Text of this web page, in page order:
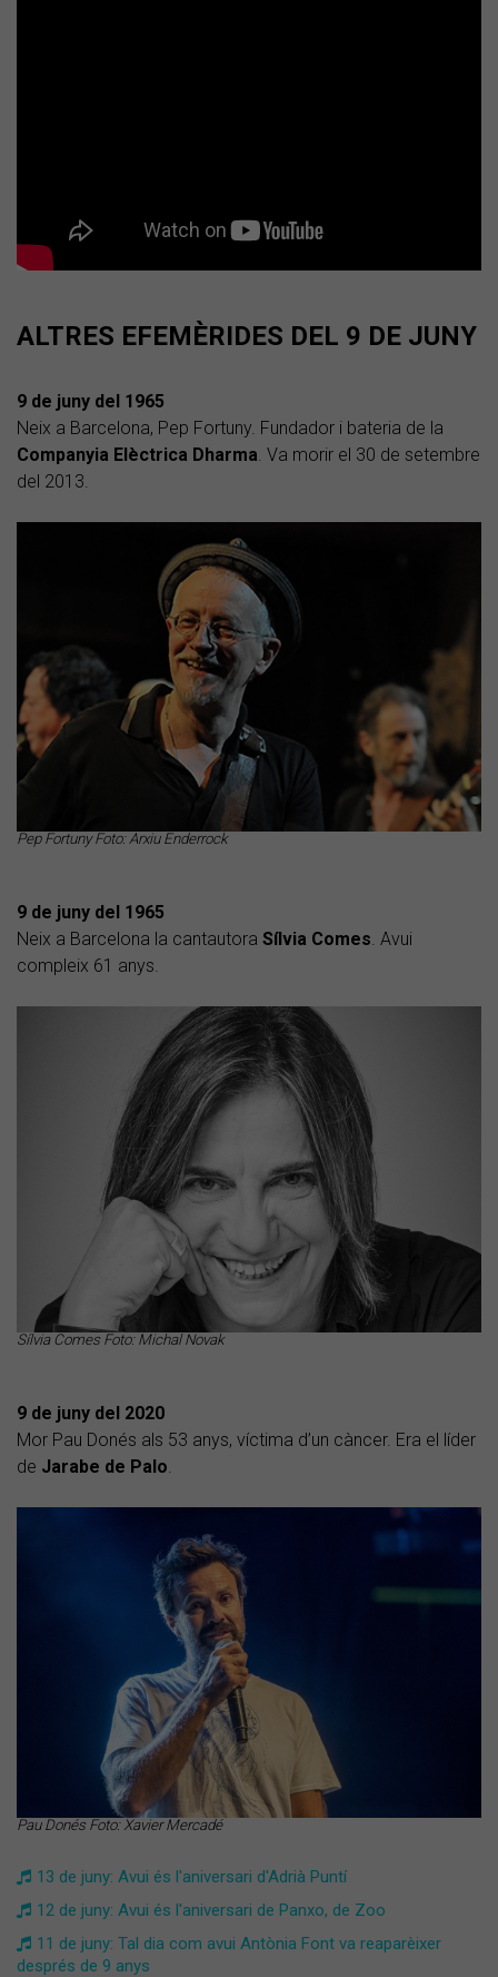
ALTRES EFEMÈRIDES DEL 9 DE JUNY
9 de juny del 1965
Neix a Barcelona, Pep Fortuny. Fundador i bateria de la
Companyia Elèctrica Dharma . Va morir el 30 de setembre
del 2013.
Pep Fortuny Foto: Arxiu Enderrock
9 de juny del 1965
Neix a Barcelona la cantautora Sílvia Comes. Avui
compleix 61 anys.
Sílvia Comes Foto: Michal Novak
9 de juny del 2020
Mor Pau Donés als 53 anys, víctima d’un càncer. Era el líder
de Jarabe de Palo.
Pau Donés Foto: Xavier Mercadé
13 de juny: Avui és l'aniversari d'Adrià Puntí
12 de juny: Avui és l'aniversari de Panxo, de Zoo
11 de juny: Tal dia com avui Antònia Font va reaparèixer
després de 9 anys